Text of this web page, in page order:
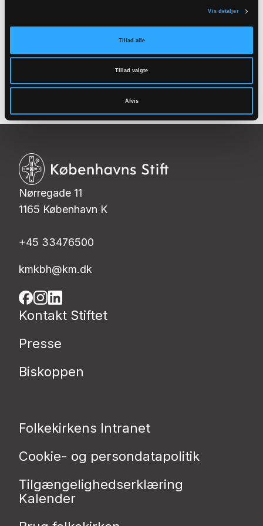
Vis detaljer
Tillad alle
Tillad valgte
Afvis
tæt på dig
Se kortet
Nørregade 11
1165 København K
+45 33476500
kmkbh@km.dk
Kontakt Stiftet
Presse
Biskoppen
Folkekirkens Intranet
Cookie- og persondatapolitik
Tilgængelighedserklæring
Kalender